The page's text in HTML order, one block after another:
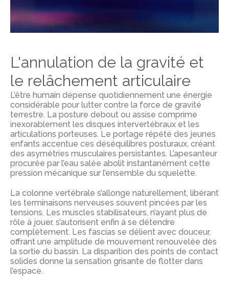
L'annulation de la gravité et
le relâchement articulaire
L’être humain dépense quotidiennement une énergie
considérable pour lutter contre la force de gravité
terrestre. La posture debout ou assise comprime
inexorablement les disques intervertébraux et les
articulations porteuses. Le portage répété des jeunes
enfants accentue ces déséquilibres posturaux, créant
des asymétries musculaires persistantes. L’apesanteur
procurée par l’eau salée abolit instantanément cette
pression mécanique sur l’ensemble du squelette.
La colonne vertébrale s’allonge naturellement, libérant
les terminaisons nerveuses souvent pincées par les
tensions. Les muscles stabilisateurs, n’ayant plus de
rôle à jouer, s’autorisent enfin à se détendre
complètement. Les fascias se délient avec douceur,
offrant une amplitude de mouvement renouvelée dès
la sortie du bassin. La disparition des points de contact
solides donne la sensation grisante de flotter dans
l’espace.